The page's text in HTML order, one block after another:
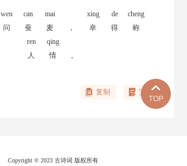
wen
问
can
蚕
mai
麦
，
xing
幸
de
得
cheng
称
ren
人
qing
情
。
复制 完善
Copyright © 2023 古诗词 版权所有